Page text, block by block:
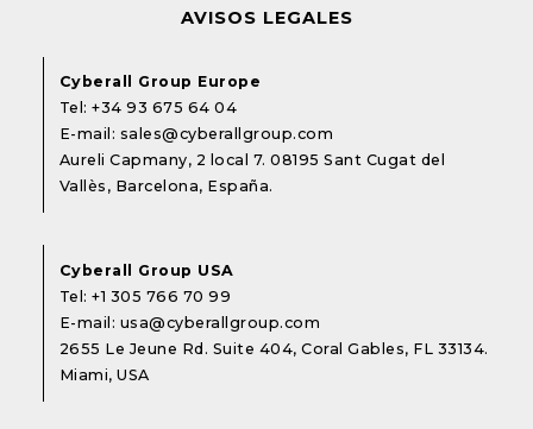
AVISOS LEGALES
Cyberall Group Europe
Tel:+34 93 675 64 04
E-mail: sales@cyberallgroup.com
Aureli Capmany, 2 local 7. 08195 Sant Cugat del
Vallès, Barcelona, España.
Cyberall Group USA
Tel:+1 305 766 70 99
E-mail: usa@cyberallgroup.com
2655 Le Jeune Rd. Suite 404, Coral Gables, FL 33134.
Miami, USA